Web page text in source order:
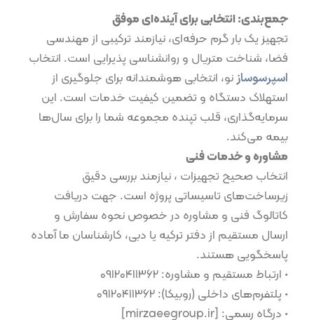
جمع‌بندی: انتخابی برای آینده‌ای موفق
تجهیز یک بار گرم حرفه‌ای، نیازمند ترکیبی از مهندسی
فضا، شناخت متریال و روانشناسی پذیرایی است. انتخاب
اسپرسوسازنو، انتخابی هوشمندانه برای جلوگیری از
استهلاک دستگاه و تضمین کیفیت خدمات است. این
سرمایه‌گذاری، قلب تپنده مجموعه شما را برای سال‌ها
بیمه می‌کند.
مشاوره و خدمات فنی
انتخاب صحیح تجهیزات ، نیازمند بررسی دقیق
زیرساخت‌های تاسیساتی پروژه است. جهت دریافت
کاتالوگ فنی و مشاوره در خصوص نحوه سفارش و
ارسال مستقیم از دفتر ترکیه یا دبی، کارشناسان ما آماده
پاسخگویی هستند.
•⁠ ⁠ارتباط مستقیم و مشاوره: ۰۹۱۲۰۴۱۱۳۶۲
•⁠ ⁠پلتفرم‌های داخلی (روبیکا): ۰۹۱۲۰۴۱۱۳۶۲
•⁠ ⁠درگاه رسمی: [mirzaeegroup.ir]